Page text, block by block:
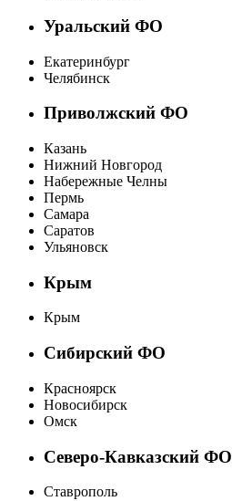
Уральский ФО
Екатеринбург
Челябинск
Приволжский ФО
Казань
Нижний Новгород
Набережные Челны
Пермь
Самара
Саратов
Ульяновск
Крым
Крым
Сибирский ФО
Красноярск
Новосибирск
Омск
Северо-Кавказский ФО
Ставрополь